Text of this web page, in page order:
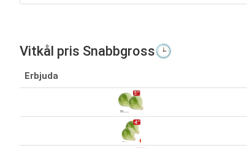
Vitkål pris Snabbgross🕒
Erbjuda